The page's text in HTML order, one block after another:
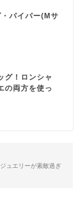
パイパー(Mサ
グ！ロンシャ
の両方を使っ
ュエリーが素敵過ぎ